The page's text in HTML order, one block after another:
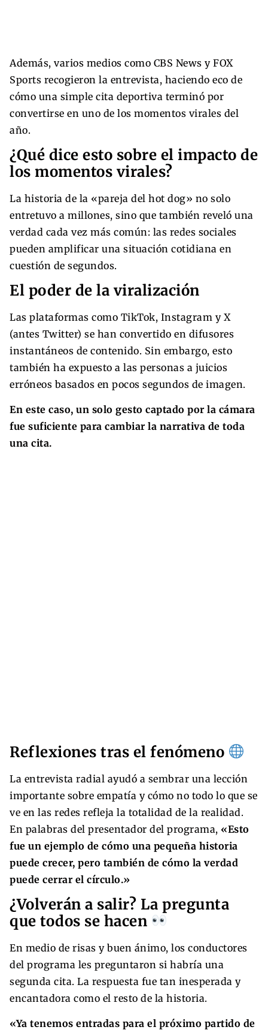
Además, varios medios como CBS News y FOX
Sports recogieron la entrevista, haciendo eco de
cómo una simple cita deportiva terminó por
convertirse en uno de los momentos virales del
año.
¿Qué dice esto sobre el impacto de
los momentos virales?
La historia de la «pareja del hot dog» no solo
entretuvo a millones, sino que también reveló una
verdad cada vez más común: las redes sociales
pueden amplificar una situación cotidiana en
cuestión de segundos.
El poder de la viralización
Las plataformas como TikTok, Instagram y X
(antes Twitter) se han convertido en difusores
instantáneos de contenido. Sin embargo, esto
también ha expuesto a las personas a juicios
erróneos basados en pocos segundos de imagen.
En este caso, un solo gesto captado por la cámara
fue suficiente para cambiar la narrativa de toda
una cita.
Reflexiones tras el fenómeno
La entrevista radial ayudó a sembrar una lección
importante sobre empatía y cómo no todo lo que se
ve en las redes refleja la totalidad de la realidad.
En palabras del presentador del programa, «Esto
fue un ejemplo de cómo una pequeña historia
puede crecer, pero también de cómo la verdad
puede cerrar el círculo.»
¿Volverán a salir? La pregunta
que todos se hacen
En medio de risas y buen ánimo, los conductores
del programa les preguntaron si habría una
segunda cita. La respuesta fue tan inesperada y
encantadora como el resto de la historia.
«Ya tenemos entradas para el próximo partido de